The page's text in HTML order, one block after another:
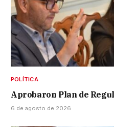
POLÍTICA
Aprobaron Plan de
6 de agosto de 2026